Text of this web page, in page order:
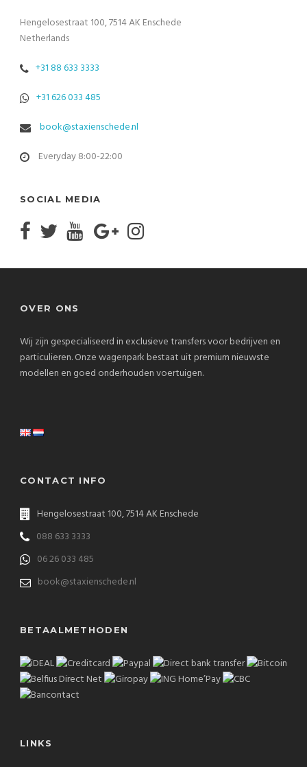
Hengelosestraat 100, 7514 AK Enschede
Netherlands
+31 88 633 3333
+31 626 033 485
book@staxienschede.nl
Everyday 8:00-22:00
SOCIAL MEDIA
OVER ONS
Wij zijn gespecialiseerd in exclusieve transfers voor bedrijven en
particulieren. Onze wagenpark bestaat uit premium nieuwste
modellen en goed onderhouden voertuigen.
CONTACT INFO
Hengelosestraat 100, 7514 AK Enschede
088 633 3333
06 26 033 485
book@staxienschede.nl
BETAALMETHODEN
LINKS